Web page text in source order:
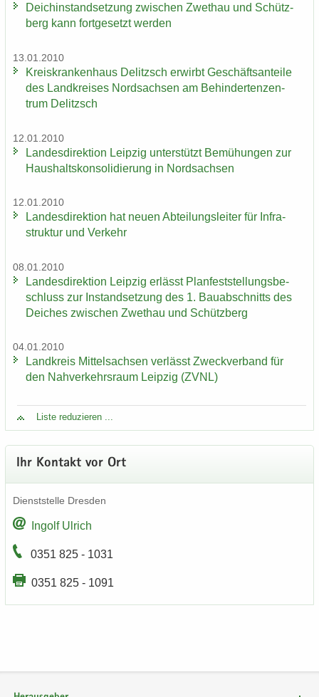
Deich­in­stand­set­zung zwi­schen Zwet­hau und Schütz­
berg kann fort­ge­setzt wer­den
13.01.2010
Kreis­kran­ken­haus De­litzsch er­wirbt Ge­schäfts­an­tei­le
des Land­krei­ses Nord­sach­sen am Be­hin­der­ten­zen­
trum De­litzsch
12.01.2010
Lan­des­di­rek­ti­on Leip­zig un­ter­stützt Be­mü­hun­gen zur
Haus­halts­kon­so­li­die­rung in Nord­sach­sen
12.01.2010
Lan­des­di­rek­ti­on hat neuen Ab­tei­lungs­lei­ter für In­fra­
struk­tur und Ver­kehr
08.01.2010
Lan­des­di­rek­ti­on Leip­zig er­lässt Plan­fest­stel­lungs­be­
schluss zur In­stand­set­zung des 1. Bau­ab­schnitts des
Dei­ches zwi­schen Zwet­hau und Schütz­berg
04.01.2010
Land­kreis Mit­tel­sach­sen ver­lässt Zweck­ver­band für
den Nah­ver­kehrs­raum Leip­zig (ZVNL)
Liste re­du­zie­ren ...
Ihr Kon­takt vor Ort
Dienst­stel­le Dres­den
In­golf Ul­rich
0351 825 - 1031
0351 825 - 1091